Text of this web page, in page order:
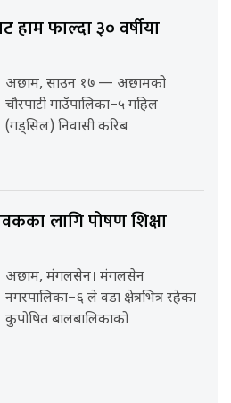
फाल्दा ३० वर्षीया
अछाम, साउन १७ — अछामको
चौरपाटी गाउँपालिका–५ गहिल
(गड्सिल) निवासी करिब
लागि पोषण शिक्षा
अछाम, मंगलसेन। मंगलसेन
नगरपालिका–६ ले वडा क्षेत्रभित्र रहेका
कुपोषित बालबालिकाको